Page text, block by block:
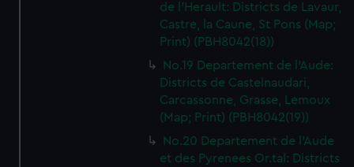
de l'Herault: Districts de Lavaur,
Castre, la Caune, St Pons (Map;
Print) (PBH8042(18))
No.19 Departement de l'Aude:
Districts de Castelnaudari,
Carcassonne, Grasse, Lemoux
(Map; Print) (PBH8042(19))
No.20 Departement de l'Aude
et des Pyrenees Or.tal: Districts